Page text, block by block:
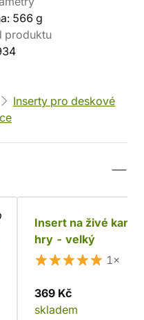
566 g
produktu
Inserty pro deskové
Insert na živé
hry - velký
1×
369 Kč
skladem